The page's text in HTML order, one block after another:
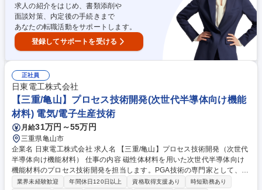
定する業務 募集職種 【MD・商品企画】読売ジャイアンツのグッズ企画、
調達担当！フレックス制
求人の紹介をはじめ、書類添削や
面談対策、内定後の手続きまで
あなたの転職活動をサポートします。
登録してサポートを受ける
正社員
日東電工株式会社
【三重/亀山】プロセス技術開発(次世代半導体向け機能
材料) 電気/電子生産技術
月給31万円～55万円
三重県亀山市
企業名 日東電工株式会社 求人名 【三重/亀山】プロセス技術開発（次世代
半導体向け機能材料） 仕事の内容 磁性体材料を用いた次世代半導体向け
機能材料のプロセス技術開発を担当します。PGA技術の専門家として、既
存製法の最適化や新製法の導入、装置導入、量産化に向けた立ち上げを主
業界未経験歓迎 年間休日120日以上 資格取得支援あり
時短勤務あり